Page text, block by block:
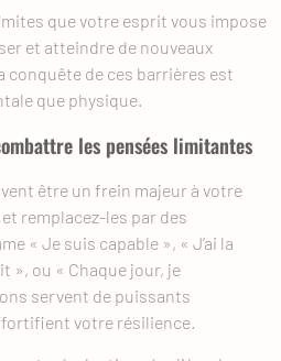
que votre esprit vous impose
et atteindre de nouveaux
conquête de ces barrières est
que physique.
les pensées limitantes
être un frein majeur à votre
remplacez-les par des
« Je suis capable », « J’ai la
», ou « Chaque jour, je
servent de puissants
votre résilience.